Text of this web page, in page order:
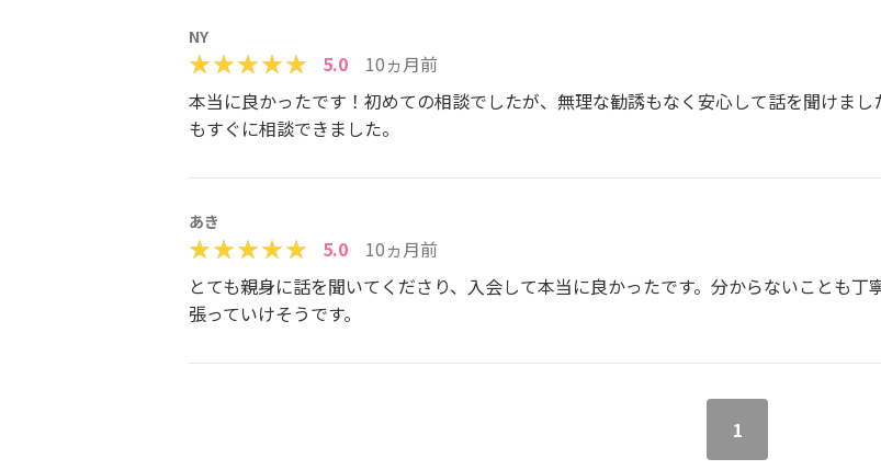
NY
5.0
10ヵ月前
本当に良かったです！初めての相談でしたが、無理な勧誘もなく安心して話を聞けま
もすぐに相談できました。
あき
5.0
10ヵ月前
とても親身に話を聞いてくださり、入会して本当に良かったです。分からないことも
張っていけそうです。
1